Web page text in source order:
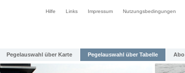
Hilfe Links Impressum Nutzungsbedingungen
Pegelauswahl über Karte Pegelauswahl über Tabelle Abo